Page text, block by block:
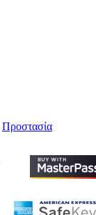
Προστασία